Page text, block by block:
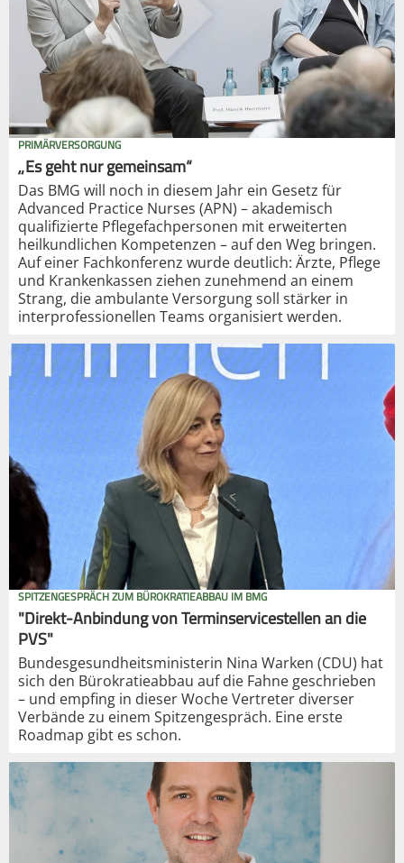
PRIMÄRVERSORGUNG
„Es geht nur gemeinsam“
Das BMG will noch in diesem Jahr ein Gesetz für
Advanced Practice Nurses (APN) – akademisch
qualifizierte Pflegefachpersonen mit erweiterten
heilkundlichen Kompetenzen – auf den Weg bringen.
Auf einer Fachkonferenz wurde deutlich: Ärzte, Pflege
und Krankenkassen ziehen zunehmend an einem
Strang, die ambulante Versorgung soll stärker in
interprofessionellen Teams organisiert werden.
SPITZENGESPRÄCH ZUM BÜROKRATIEABBAU IM BMG
"Direkt-Anbindung von Terminservicestellen an die
PVS"
Bundesgesundheitsministerin Nina Warken (CDU) hat
sich den Bürokratieabbau auf die Fahne geschrieben
– und empfing in dieser Woche Vertreter diverser
Verbände zu einem Spitzengespräch. Eine erste
Roadmap gibt es schon.